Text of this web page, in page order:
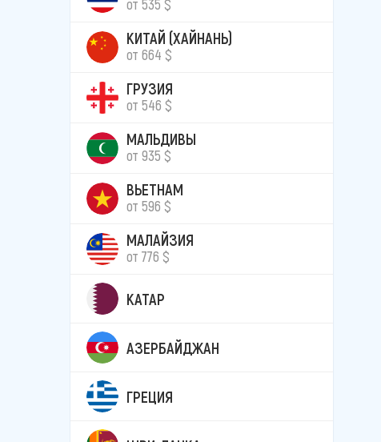
от 535 $
КИТАЙ (ХАЙНАНЬ)
от 664 $
ГРУЗИЯ
от 546 $
МАЛЬДИВЫ
от 935 $
ВЬЕТНАМ
от 596 $
МАЛАЙЗИЯ
от 776 $
КАТАР
АЗЕРБАЙДЖАН
ГРЕЦИЯ